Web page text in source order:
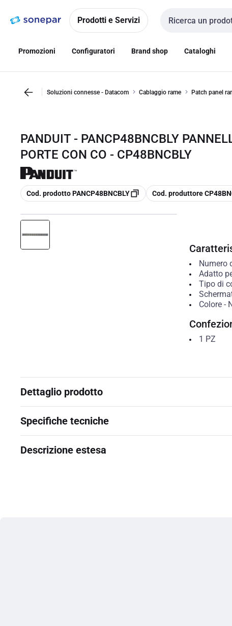
navigazionealla
Prodotti e Servizi
Cerca input
Promozioni Configuratori Brand shop Cataloghi
Soluzioni connesse - Datacom Cablaggio rame Patch panel
PANDUIT - PANCP48BNCBLY
PORTE CON CO - CP48BNCBLY
copia
Cod. prodotto PANCP48BNCBLY copia
Cod. produttore
Numero
Adatto
Tipo di
Colore-
1 PZ
Dettaglio prodotto
Specifiche tecniche
Descrizione estesa